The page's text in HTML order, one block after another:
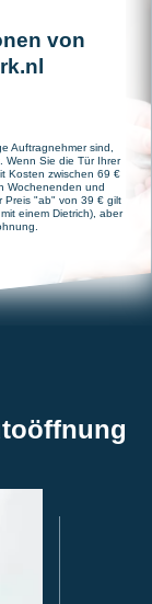
von
Auftragnehmer sind,
Wenn Sie die Tür Ihrer
Kosten zwischen 69 €
Wochenenden und
Preis "ab" von 39 € gilt
einem Dietrich), aber